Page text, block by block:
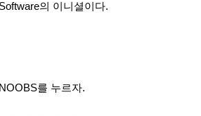
의 이니셜이다.
를 누르자.